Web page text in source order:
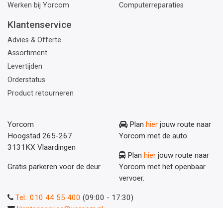
Werken bij Yorcom
Computerreparaties
Klantenservice
Advies & Offerte
Assortiment
Levertijden
Orderstatus
Product retourneren
Yorcom
Hoogstad 265-267
3131KX Vlaardingen
Gratis parkeren voor de deur
Plan hier jouw route naar
Yorcom met de auto.
Plan hier jouw route naar
Yorcom met het openbaar
vervoer.
Tel.: 010 44 55 400 (09:00 - 17:30)